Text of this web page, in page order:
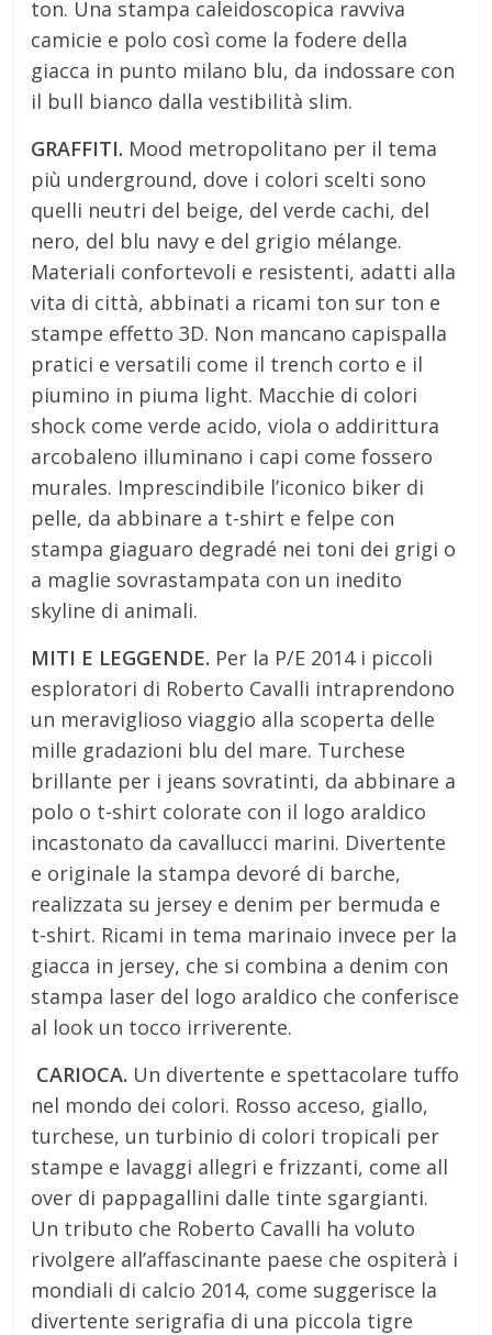
ton. Una stampa caleidoscopica ravviva
camicie e polo così come la fodere della
giacca in punto milano blu, da indossare con
il bull bianco dalla vestibilità slim.
GRAFFITI. Mood metropolitano per il tema
più underground, dove i colori scelti sono
quelli neutri del beige, del verde cachi, del
nero, del blu navy e del grigio mélange.
Materiali confortevoli e resistenti, adatti alla
vita di città, abbinati a ricami ton sur ton e
stampe effetto 3D. Non mancano capispalla
pratici e versatili come il trench corto e il
piumino in piuma light. Macchie di colori
shock come verde acido, viola o addirittura
arcobaleno illuminano i capi come fossero
murales. Imprescindibile l’iconico biker di
pelle, da abbinare a t-shirt e felpe con
stampa giaguaro degradé nei toni dei grigi o
a maglie sovrastampata con un inedito
skyline di animali.
MITI E LEGGENDE. Per la P/E 2014 i piccoli
esploratori di Roberto Cavalli intraprendono
un meraviglioso viaggio alla scoperta delle
mille gradazioni blu del mare. Turchese
brillante per i jeans sovratinti, da abbinare a
polo o t-shirt colorate con il logo araldico
incastonato da cavallucci marini. Divertente
e originale la stampa devoré di barche,
realizzata su jersey e denim per bermuda e
t-shirt. Ricami in tema marinaio invece per la
giacca in jersey, che si combina a denim con
stampa laser del logo araldico che conferisce
al look un tocco irriverente.
CARIOCA. Un divertente e spettacolare tuffo
nel mondo dei colori. Rosso acceso, giallo,
turchese, un turbinio di colori tropicali per
stampe e lavaggi allegri e frizzanti, come all
over di pappagallini dalle tinte sgargianti.
Un tributo che Roberto Cavalli ha voluto
rivolgere all’affascinante paese che ospiterà i
mondiali di calcio 2014, come suggerisce la
divertente serigrafia di una piccola tigre